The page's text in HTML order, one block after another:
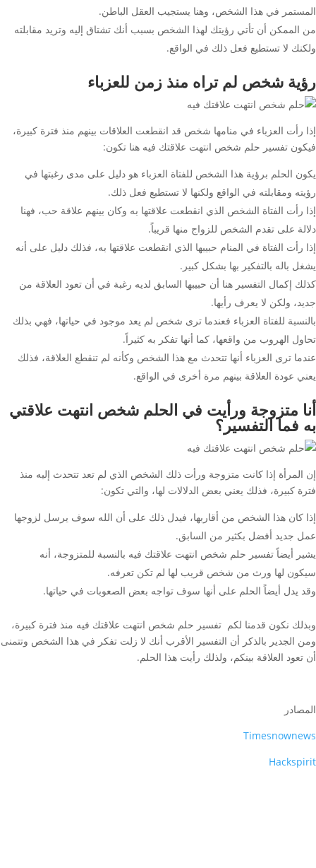
المستمر في هذا الشخص، وهنا يستجيب العقل الباطن.
من الممكن أن تأتي رؤيتك لهذا الشخص بسبب أنك تشتاق إليه وتريد مقابلته
ولكنك لا تستطيع فعل ذلك في الواقع.
رؤية شخص لم تراه منذ زمن للعزباء
إذا رأت العزباء في منامها شخص قد انقطعت العلاقات بينهم منذ فترة كبيرة،
فيكون تفسير حلم شخص انتهت علاقتك فيه هنا تكون:
يكون الحلم برؤية هذا الشخص للفتاة العزباء هو دليل على مدى رغبتها في
رؤيته ومقابلته في الواقع ولكنها لا تستطيع فعل ذلك.
إذا رأت الفتاة الشخص الذي انقطعت علاقتها به وكان بينهم علاقة حب، فهنا
دلالة على تقدم الشخص للزواج منها قريباً.
إذا رأت الفتاة في المنام حبيبها الذي انقطعت علاقتها به، فذلك دليل على أنه
يشغل باله بالتفكير بها بشكل كبير.
كذلك إكمال التفسير هنا أن حبيبها السابق لديه رغبة في أن تعود العلاقة من
جديد، ولكن لا يعرف رأيها.
بالنسبة للفتاة العزباء فعندما ترى شخص لم يعد موجود في حياتها، فهي بذلك
تحاول الهروب من واقعها، كما أنها تفكر به كثيراً.
عندما ترى العزباء أنها تتحدث مع هذا الشخص وكأنه لم تنقطع العلاقة، فذلك
يعني عودة العلاقة بينهم مرة أخرى في الواقع.
أنا متزوجة ورأيت في الحلم شخص انتهت علاقتي
به فما التفسير؟
إن المرأة إذا كانت متزوجة ورأت ذلك الشخص الذي لم تعد تتحدث إليه منذ
فترة كبيرة، فذلك يعني بعض الدلالات لها، والتي تكون:
إذا كان هذا الشخص من أقاربها، فيدل ذلك على أن الله سوف يرسل لزوجها
عمل جديد أفضل بكثير من السابق.
يشير أيضاً تفسير حلم شخص انتهت علاقتك فيه بالنسبة للمتزوجة، أنه
سيكون لها ورث من شخص قريب لها لم تكن تعرفه.
وقد يدل أيضاً الحلم على أنها سوف تواجه بعض الصعوبات في حياتها.
وبذلك نكون قدمنا لكم تفسير حلم شخص انتهت علاقتك فيه منذ فترة كبيرة،
ومن الجدير بالذكر أن التفسير الأقرب أنك لا زلت تفكر في هذا الشخص وتتمنى
أن تعود العلاقة بينكم، ولذلك رأيت هذا الحلم.
المصادر
Timesnownews
Hackspirit